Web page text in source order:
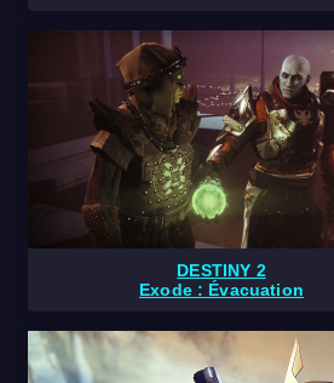
DESTINY 2
Exode : Évacuation